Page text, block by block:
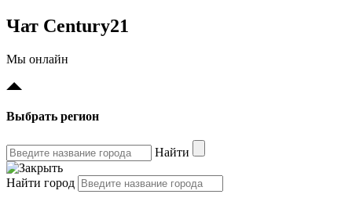
Чат Century21
Мы онлайн
Выбрать регион
Найти
Найти город